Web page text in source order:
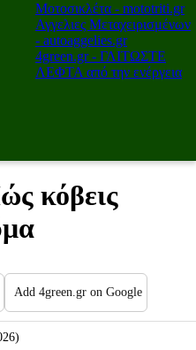
Μοτοσικλέτα - mototriti.gr
Αγγελιες Μεταχειρισμένων
- autoaggelies.gr
4green.gr - ΓΛΙΤΩΣΤΕ
ΛΕΦΤΑ από την ενέργεια
κόβεις
Add 4green.gr on Google